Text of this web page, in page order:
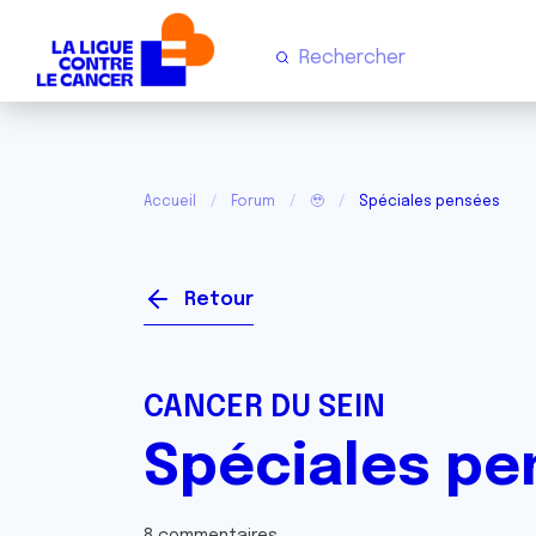
Accueil Forum 🥹 Spéciales pensées
Retour
CANCER DU SEIN
Spéciales